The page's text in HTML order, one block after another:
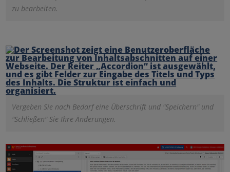
zu bearbeiten.
Vergeben Sie nach Bedarf eine Überschrift und "Speichern" und
"Schließen" Sie Ihre Änderungen.